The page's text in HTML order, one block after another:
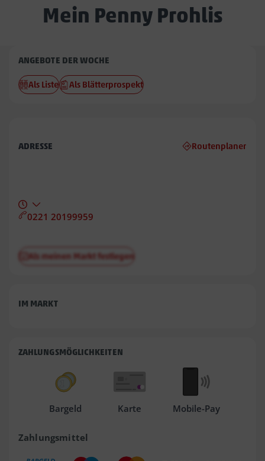
Mein Penny Prohlis
Penny
Prohlis
ANGEBOTE DER WOCHE
Als Liste Als Blätterprospekt
ADRESSE Routenplaner
0221 20199959
Als meinen Markt festlegen
IM MARKT
ZAHLUNGSMÖGLICHKEITEN
Bargeld Karte Mobile-Pay
Zahlungsmittel